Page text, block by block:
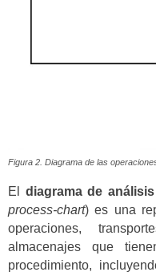
Figura 2. Diagrama de las
El diagrama de
process-chart) es una
operaciones,
almacenajes que
procedimiento,